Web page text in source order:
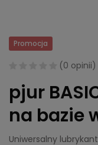
Promocja
(0 opinii)
pjur
na bazie
Uniwersalny